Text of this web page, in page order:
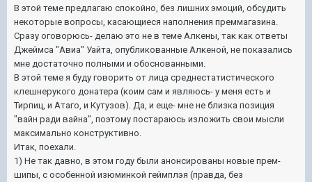
В этой теме предлагаю спокойно, без лишних эмоций, обсудить
некоторые вопросы, касающиеся наполнения преммагазина.
Сразу оговорюсь- делаю это не в теме Алкены, так как ответы
Джеймса "Авиа" Уайта, опубликованные Алкеной, не показались
мне достаточно полными и обоснованными.
В этой теме я буду говорить от лица среднестатистического
клешнерукого донатера (коим сам и являюсь- у меня есть и
Тирпиц, и Атаго, и Кутузов). Да, и еще- мне не близка позиция
"вайн ради вайна", поэтому постараюсь изложить свои мысли
максимально конструктивно.
Итак, поехали.
1) Не так давно, в этом году были анонсированы новые прем-
шипы, с особенной изюминкой геймплэя (правда, без